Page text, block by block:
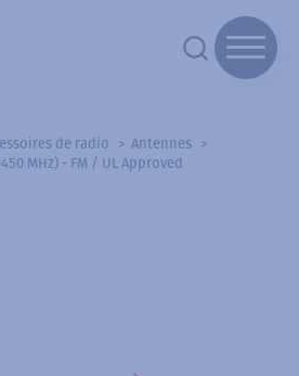
de radio
Antennes
MHz) - FM / UL Approved